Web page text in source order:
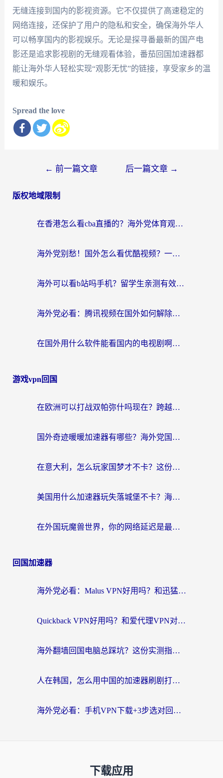
无缝连接到国内的影视资源。它不仅提供了高速稳定的
网络连接，还保护了用户的隐私和安全，确保海外华人
可以畅享国内的影视娱乐。无论是探寻番最新的国产电
影还是追求影视剧的无缝观看体验，番茄回国加速器都
能让海外华人轻松实现“观影无忧”的链接，享受家乡的温
暖和娱乐。
Spread the love
导
← 前一篇文章 后一篇文章 →
版权地域限制
在香港怎么看cba直播的？海外党体育观赛终极指南：告别版权限制，畅享中文解说
海外党别愁！国外怎么看优酷视频？一招解决追剧、看直播难题
海外可以看b站吗手机？留学生亲测有效的回国加速指南
海外党必看：腾讯视频在国外如何解除地域限制？附优酷咪咕使用指南
在国外用什么软件能看国内的电视剧啊？留学生亲测有效的回国加速方案
游戏vpn回国
在欧洲可以打战双帕弥什吗现在？跨越延迟墙的实战指南
国外奇迹暖暖加速器有哪些？海外党国服游戏畅玩终极指南（附亲测推荐）
在意大利，怎么玩家国梦才不卡？这份终极加速指南请收好
美国用什么加速器玩失落城堡不卡？海外党亲测有效的国服游戏加速指南
在外国玩魔兽世界，你的网络延迟是最大的敌人
回国加速器
海外党必看：Malus VPN好用吗？和迅猛兔VPN对比哪个回国效果更好？附真实体验与避坑指南
Quickback VPN好用吗？和爱代理VPN对比哪个回国效果更好？
海外翻墙回国电脑总踩坑？这份实测指南帮你选对加速器（附ChickCNinitapMalus对比）
人在韩国，怎么用中国的加速器刷剧打游戏？这份真实体验指南给你答案
海外党必看：手机VPN下载+3步选对回国加速器，无缝刷国内资源不再愁
下载应用